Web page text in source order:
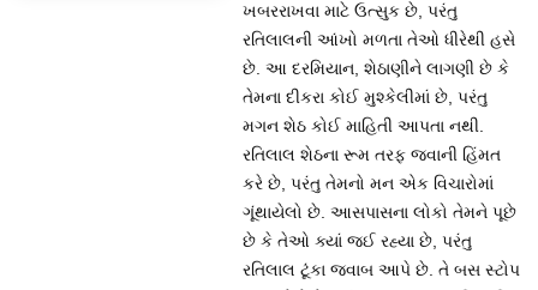
ખબરરાખવા માટે ઉત્સુક છે, પરંતુ
રતિલાલની આંખો મળતા તેઓ ધીરેથી હસે
છે. આ દરમિયાન, શેઠાણીને લાગણી છે કે
તેમના દીકરા કોઈ મુશ્કેલીમાં છે, પરંતુ
મગન શેઠ કોઈ માહિતી આપતા નથી.
રતિલાલ શેઠના રૂમ તરફ જવાની હિંમત
કરે છે, પરંતુ તેમનો મન એક વિચારોમાં
ગૂંથાયેલો છે. આસપાસના લોકો તેમને પૂછે
છે કે તેઓ ક્યાં જઈ રહ્યા છે, પરંતુ
રતિલાલ ટૂંકા જવાબ આપે છે. તે બસ સ્ટોપ